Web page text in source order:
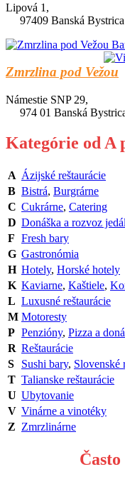
Lipová 1,
97409 Banská Bystrica
Zmrzlina pod Vežou
Námestie SNP 29,
974 01 Banská
Kategórie od A
A Ázijské reštaurácie
B Bistrá, Burgrárne
C Cukrárne, Catering
D Donáška a rozvoz jedál
F Fresh bary
G Gastronómia
H Hotely, Horské hotely
K Kaviarne, Kaštiele,
L Luxusné reštaurácie
M Motoresty
P Penzióny, Pizza a
R Reštaurácie
S
Sushi bary, Slovenské
T Talianske reštaurácie
U Ubytovanie
V Vinárne a vinotéky
Z Zmrzlinárne